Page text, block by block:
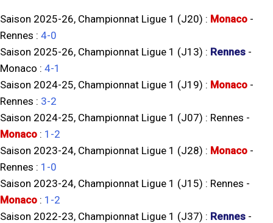
Saison 2025-26, Championnat Ligue 1 (J20) : Monaco -
Rennes : 4-0
Saison 2025-26, Championnat Ligue 1 (J13) : Rennes -
Monaco : 4-1
Saison 2024-25, Championnat Ligue 1 (J19) : Monaco -
Rennes : 3-2
Saison 2024-25, Championnat Ligue 1 (J07) : Rennes -
Monaco : 1-2
Saison 2023-24, Championnat Ligue 1 (J28) : Monaco -
Rennes : 1-0
Saison 2023-24, Championnat Ligue 1 (J15) : Rennes -
Monaco : 1-2
Saison 2022-23, Championnat Ligue 1 (J37) : Rennes -